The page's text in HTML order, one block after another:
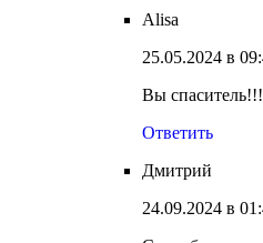
Alisa
25.05.2024 в
Вы спаситель!!!
Ответить
Дмитрий
24.09.2024 в